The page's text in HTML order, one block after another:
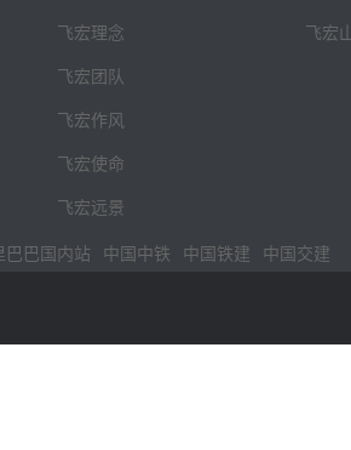
飞宏理念
飞宏团队
飞宏作风
飞宏使命
飞宏远景
飞宏
巴巴国内站 中国中铁 中国铁建 中国交建